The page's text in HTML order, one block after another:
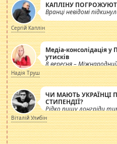
КАПЛІНУ
Вранці невідомі
Сергій Каплін
Медіа-консолідація у
утисків
8 вересня –
журналістів.
Надія Труш
ЧИ МАЮТЬ УКРАЇНЦІ
СТИПЕНДІЇ?
Рідко пишу лонгріди
просто дістало!
навколо
роздувається ще одна
Віталій Улибін